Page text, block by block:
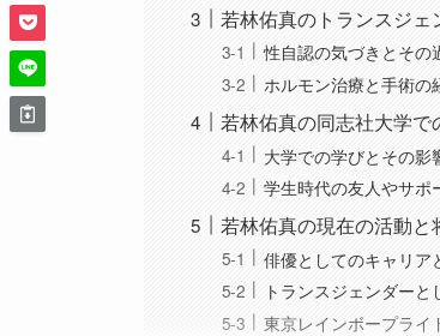
若林佑真のトランスジ
性自認の気づきとその
ホルモン治療と手術の
若林佑真の同志社大学で
大学での学びとその影
学生時代の友人やサポ
若林佑真の現在の活動と
俳優としてのキャリア
トランスジェンダー
東京レインボープライ